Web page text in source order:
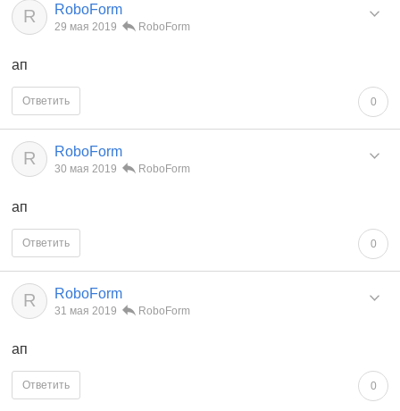
R RoboForm
29 мая 2019 RoboForm
ап
0
Ответить
R RoboForm
30 мая 2019 RoboForm
ап
0
Ответить
R RoboForm
31 мая 2019 RoboForm
ап
0
Ответить